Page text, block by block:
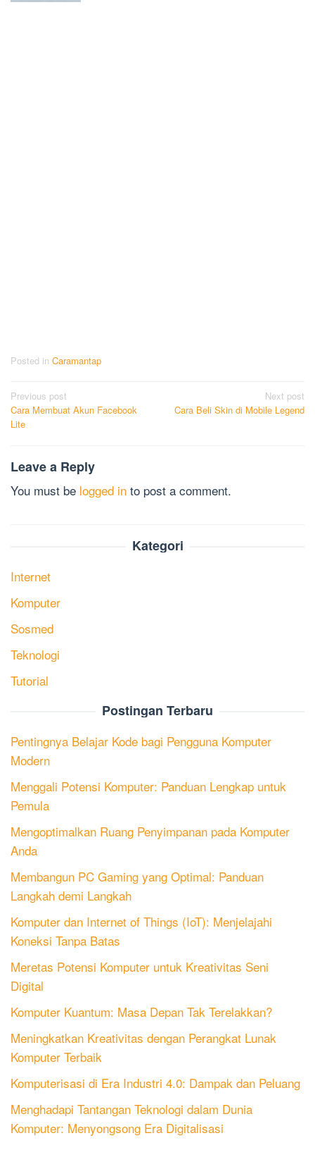
Posted in Caramantap
Post
navigation
Previous post
Cara Membuat Akun Facebook
Lite
Next post
Cara Beli Skin di Mobile Legend
Leave a Reply
You must be logged in to post a comment.
Kategori
Internet
Komputer
Sosmed
Teknologi
Tutorial
Postingan Terbaru
Pentingnya Belajar Kode bagi Pengguna Komputer
Modern
Menggali Potensi Komputer: Panduan Lengkap untuk
Pemula
Mengoptimalkan Ruang Penyimpanan pada Komputer
Anda
Membangun PC Gaming yang Optimal: Panduan
Langkah demi Langkah
Komputer dan Internet of Things (IoT): Menjelajahi
Koneksi Tanpa Batas
Meretas Potensi Komputer untuk Kreativitas Seni
Digital
Komputer Kuantum: Masa Depan Tak Terelakkan?
Meningkatkan Kreativitas dengan Perangkat Lunak
Komputer Terbaik
Komputerisasi di Era Industri 4.0: Dampak dan Peluang
Menghadapi Tantangan Teknologi dalam Dunia
Komputer: Menyongsong Era Digitalisasi